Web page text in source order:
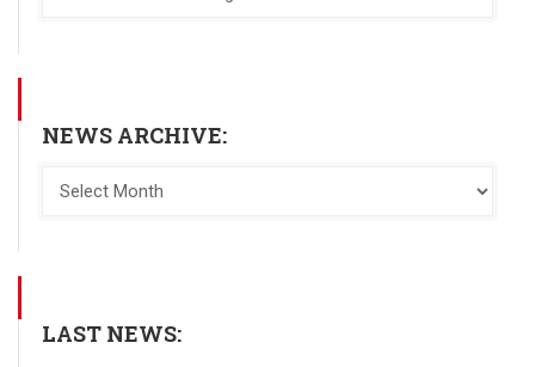
NEWS ARCHIVE:
LAST NEWS: